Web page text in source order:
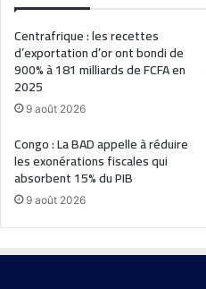
Centrafrique : les recettes
d’exportation d’or ont bondi de
900% à 181 milliards de FCFA en
2025
9 août 2026
Congo : La BAD appelle à réduire
les exonérations fiscales qui
absorbent 15% du PIB
9 août 2026